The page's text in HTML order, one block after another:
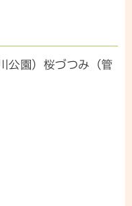
公園）桜づつみ（管